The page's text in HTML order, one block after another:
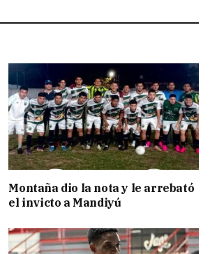
Montaña dio la nota y le arrebató
el invicto a Mandiyú